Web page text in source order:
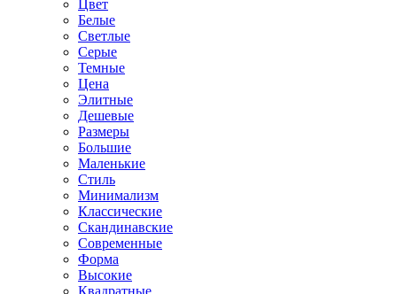
Цвет
Белые
Светлые
Серые
Темные
Цена
Элитные
Дешевые
Размеры
Большие
Маленькие
Стиль
Минимализм
Классические
Скандинавские
Современные
Форма
Высокие
Квадратные